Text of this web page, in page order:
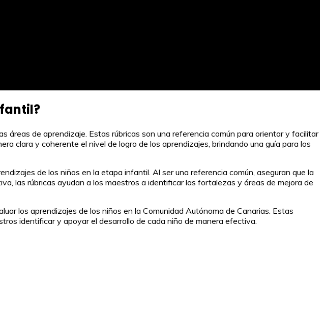
áreas de aprendizaje. Estas rúbricas son una referencia común para orientar y facilitar
clara y coherente el nivel de logro de los aprendizajes, brindando una guía para los
de los niños en la etapa infantil. Al ser una referencia común, aseguran que la
las rúbricas ayudan a los maestros a identificar las fortalezas y áreas de mejora de
los aprendizajes de los niños en la Comunidad Autónoma de Canarias. Estas
identificar y apoyar el desarrollo de cada niño de manera efectiva.